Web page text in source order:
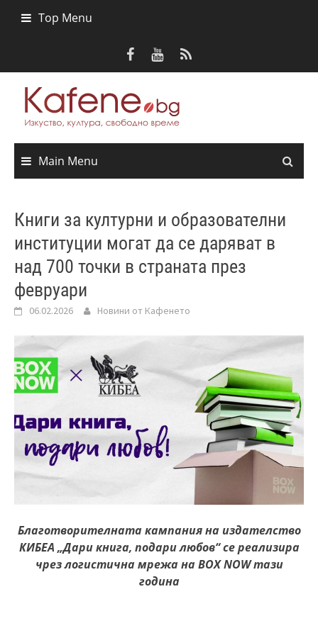
Top Menu
Main Menu
Книги за културни и образователни
институции могат да се даряват в
над 700 точки в страната през
февруари
06.02.2026 Новини от Кафенето
Благотворителната кампания на издателство
КИБЕА „Дари книга, подари любов“ се реализира
чрез логистична мрежа на BOX NOW тази
година